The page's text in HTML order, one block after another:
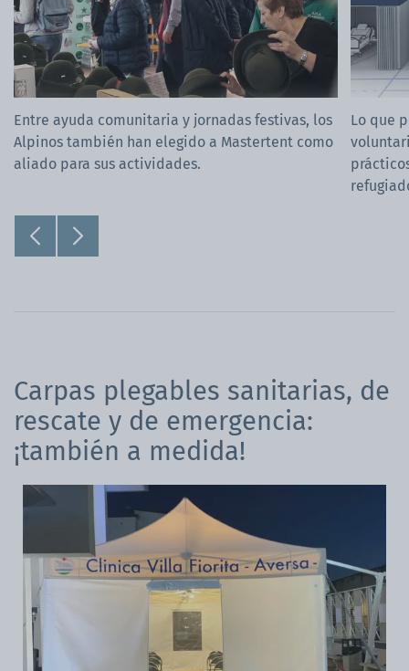
Entre ayuda comunitaria y jornadas festivas, los
Alpinos también han elegido a Mastertent como
aliado para sus actividades.
Lo que
Carpas plegables sanitarias, de
rescate y de emergencia:
¡también a medida!